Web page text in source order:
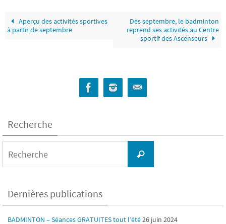
Aperçu des activités sportives
à partir de septembre
Dès septembre, le badminton
reprend ses activités au Centre
sportif des Ascenseurs
Recherche
Recherche
Dernières publications
BADMINTON – Séances GRATUITES tout l’été26 juin 2024